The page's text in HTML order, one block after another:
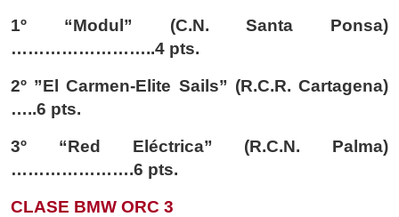
1º “Modul” (C.N. Santa Ponsa)
……………………..4 pts.
2º ”El Carmen-Elite Sails” (R.C.R. Cartagena)
…..6 pts.
3º “Red Eléctrica” (R.C.N. Palma)
………………….6 pts.
CLASE BMW ORC 3